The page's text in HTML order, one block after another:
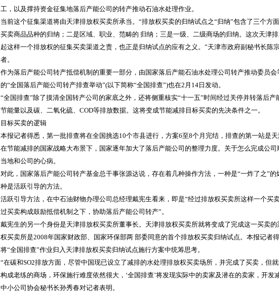
工，以及撑持资金征集地落后产能公司的转产推动石油水处理作业。
当前这个征集渠道将由天津排放权买卖所承当。“排放权买卖的归纳试点之“归纳”包含了三个方
买卖商品品种的归纳；二是区域、职业、范畴的 归纳；三是一级、二级商场的归纳。这次天津
起这样一个排放权的征集买卖渠道之责，也正是归纳试点的应有之义。”天津市政府副秘书长陈
者。
作为落后产能公司转产抵偿机制的重要一部分，由国家落后产能石油水处理公司转产推动委员会
的“全国落后产能公司转产排查举动”(以下简称“全国排查”)也在2月14日发动。
“全国排查”除了摸清全国转产公司的家底之外，还将侧重核实“十一五”时间经过关停并转落后产
节能量以及碳、二氧化硫、COD等排放数据。这将变成节能减排目标买卖的先决条件之一。
目标买卖的逻辑
本报记者得悉，第一批排查将在全国挑选10个市县进行，方案6至8个月完结，排查的第一站是天
在节能减排的国家战略大布景下，国家逐年加大了落后产能公司的整理力度。关于怎么完成公
当地和公司的心病。
对此，国家落后产能公司转产基金总干事张源达说，存在着几种操作方法，一种是“一炸了之”的
种是活跃引导的方法。
活跃引导方法，在中石油财物办理公司总经理戴宪生看来，即是“经过排放权买卖所这样一个买
过买卖构成鼓励抵偿机制之下，协助落后产能公司转产”。
戴宪生的另一个身份是天津排放权买卖所董事长。天津排放权买卖所就将变成了完成这一买卖
权买卖所是2008年国家财政部、国家环保部两 部委同意的首个排放权买卖归纳试点。本报记者
将“全国排查”作业归入天津排放权买卖归纳试点施行方案中统筹思考。
“在碳和SO2排放方面，尽管中国现已设立了减排的水处理排放权买卖场所，并完成了买卖，但
构成老练的商场，环保施行难度依然很大，‘全国排查’将发现实际中的卖家及潜在的卖家，开发
中小公司协会秘书长孙秀春对记者表明。